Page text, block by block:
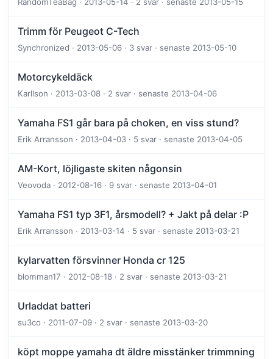
Trimm för Peugeot C-Tech
Synchronized · 2013-05-06 · 3 svar · senaste 2013-05-10
Motorcykeldäck
Karllson · 2013-03-08 · 2 svar · senaste 2013-04-06
Yamaha FS1 går bara på choken, en viss stund?
Erik Arransson · 2013-04-03 · 5 svar · senaste 2013-04-05
AM-Kort, löjligaste skiten någonsin
Veovoda · 2012-08-16 · 9 svar · senaste 2013-04-01
Yamaha FS1 typ 3F1, årsmodell? + Jakt på delar :P
Erik Arransson · 2013-03-14 · 5 svar · senaste 2013-03-21
kylarvatten försvinner Honda cr 125
blomman17 · 2012-08-18 · 2 svar · senaste 2013-03-21
Urladdat batteri
su3co · 2011-07-09 · 2 svar · senaste 2013-03-20
köpt moppe yamaha dt äldre misstänker trimmning